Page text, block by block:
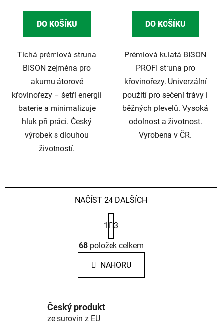
DO KOŠÍKU
Tichá prémiová struna
BISON zejména pro
akumulátorové
křovinořezy – šetří energii
baterie a minimalizuje
hluk při práci. Český
výrobek s dlouhou
životností.
DO KOŠÍKU
Prémiová kulatá BISON
PROFI struna pro
křovinořezy. Univerzální
použití pro sečení trávy i
běžných plevelů. Vysoká
odolnost a životnost.
Vyrobena v ČR.
O
v
l
á
d
NAČÍST 24 DALŠÍCH
S
t
r
á
n
k
1 3
68položek celkem
NAHORU
Český produkt
ze surovin z EU